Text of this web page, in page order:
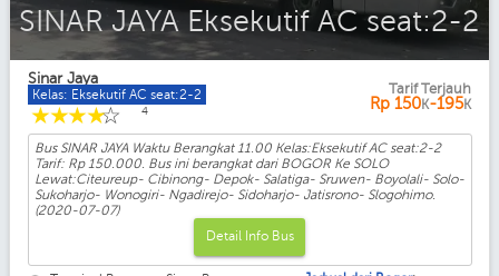
SINAR JAYA Eksekutif AC seat:2-2
Sinar Jaya
Kelas: Eksekutif AC seat:2-2
☆
☆
☆
☆
☆ 4
Tarif Terjauh
Rp 150K-195K
Bus SINAR JAYA Waktu Berangkat 11.00 Kelas:Eksekutif AC seat:2-2
Tarif: Rp 150.000. Bus ini berangkat dari BOGOR Ke SOLO
Lewat:Citeureup- Cibinong- Depok- Salatiga- Sruwen- Boyolali- Solo-
Sukoharjo- Wonogiri- Ngadirejo- Sidoharjo- Jatisrono- Slogohimo.
(2020-07-07)
Detail Info Bus